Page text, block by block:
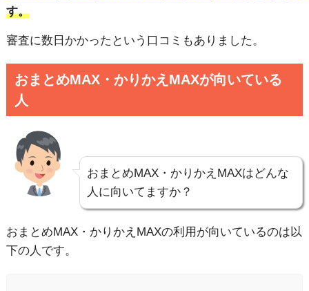
す。
審査に数日かかったという口コミもありました。
おまとめMAX・かりかえMAXが向いている
人
おまとめMAX・かりかえMAXはどんな
人に向いてますか？
おまとめMAX・かりかえMAXの利用が向いているのは以
下の人です。